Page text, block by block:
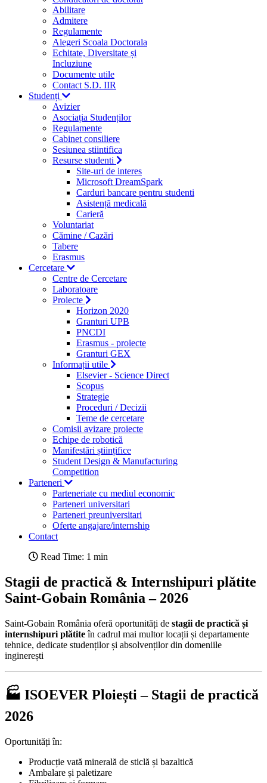
Abilitare
Admitere
Regulamente
Alegeri Scoala Doctorala
Echitate, Diversitate și
Incluziune
Documente utile
Contact S.D. IIR
Studenți
Avizier
Asociația Studenților
Regulamente
Cabinet consiliere
Sesiunea stiintifica
Resurse studenti
Site-uri de interes
Microsoft DreamSpark
Carduri bancare pentru studenti
Asistență medicală
Carieră
Voluntariat
Cămine / Cazări
Tabere
Erasmus
Cercetare
Centre de Cercetare
Laboratoare
Proiecte
Horizon 2020
Granturi UPB
PNCDI
Erasmus - proiecte
Granturi GEX
Informații utile
Elsevier - Science Direct
Scopus
Strategie
Proceduri / Decizii
Teme de cercetare
Comisii avizare proiecte
Echipe de robotică
Manifestări științifice
Student Design & Manufacturing
Competition
Parteneri
Parteneriate cu mediul economic
Parteneri universitari
Parteneri preuniversitari
Oferte angajare/internship
Contact
Read Time: 1 min
Stagii de practică & Internshipuri plătite
Saint-Gobain România – 2026
Saint-Gobain România oferă oportunități de stagii de practică și
internshipuri plătiteîn cadrul mai multor locații și departamente
tehnice, dedicate studenților și absolvenților din domeniile
inginerești
🏭 ISOEVER Ploiești – Stagii de practică
2026
Oportunități în:
Producție vată minerală de sticlă și bazaltică
Ambalare și paletizare